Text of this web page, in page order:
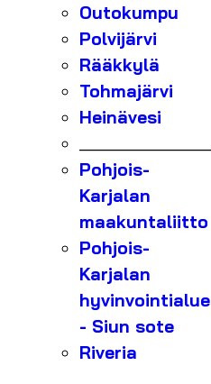
Outokumpu
Polvijärvi
Rääkkylä
Tohmajärvi
Heinävesi
Pohjois-
Karjalan
maakuntaliitto
Pohjois-
Karjalan
hyvinvointialue
- Siun sote
Riveria